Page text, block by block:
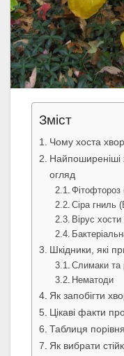
Зміст
Чому хоста
Найпоширеніші
огляд
Фітофтороз
Сіра гниль
Вірус
Шкідники, які
Слимаки та
Нематоди
Як запобігти
Цікаві факти
Таблиця
Як вибрати